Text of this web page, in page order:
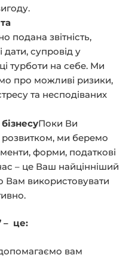
подана звітність,
супровід у
турботи на себе. Ми
про можливі ризики,
та несподіваних
Поки Ви
розвитком, ми беремо
форми, податкові
– це Ваш найцінніший
Вам використовувати
– це:
вам